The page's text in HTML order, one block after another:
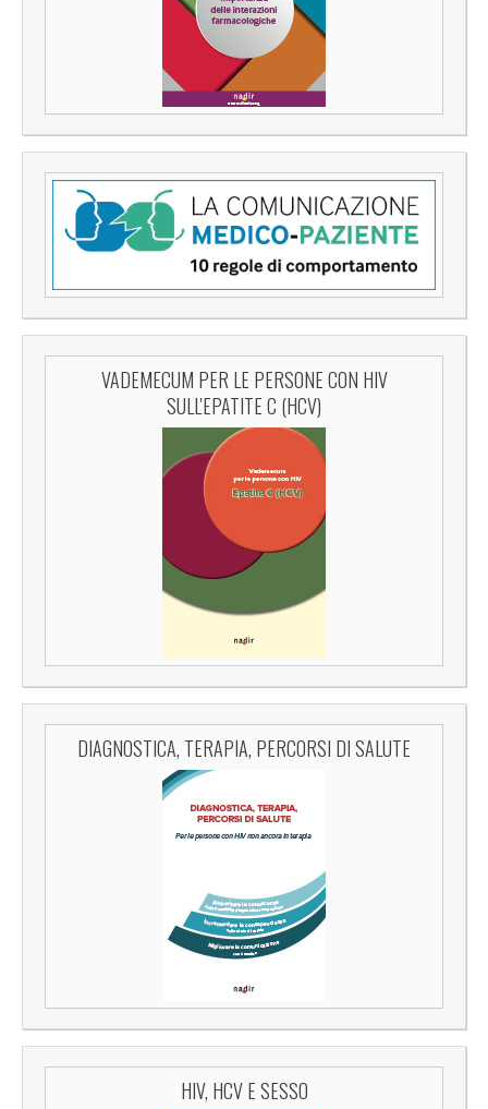
VADEMECUM PER LE PERSONE CON HIV
SULL'EPATITE C (HCV)
DIAGNOSTICA, TERAPIA, PERCORSI DI SALUTE
HIV, HCV E SESSO